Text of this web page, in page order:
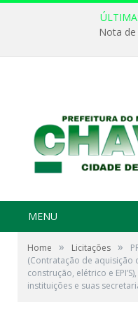
Nota
MENU
Home » Licitações »
(Contratação de aquisição
construção, elétrico e
instituições e suas